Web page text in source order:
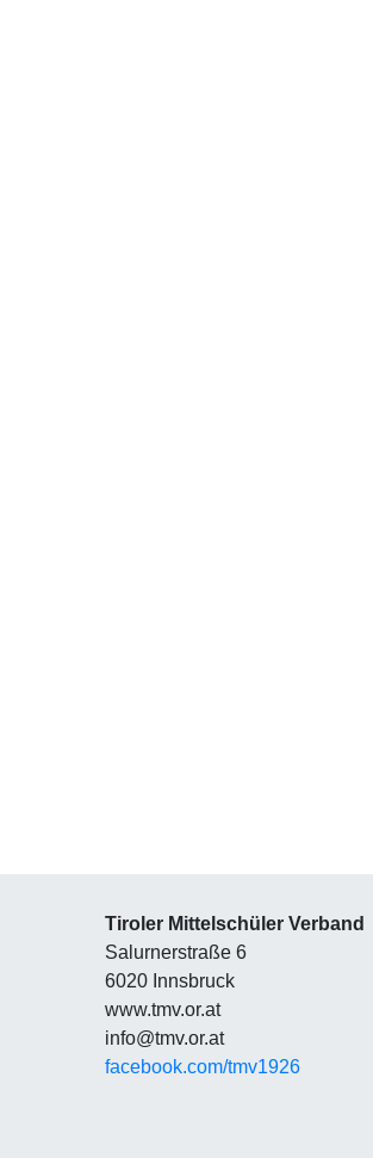
Tiroler Mittelschüler Verband
Salurnerstraße 6
6020 Innsbruck
www.tmv.or.at
info@tmv.or.at
facebook.com/tmv1926